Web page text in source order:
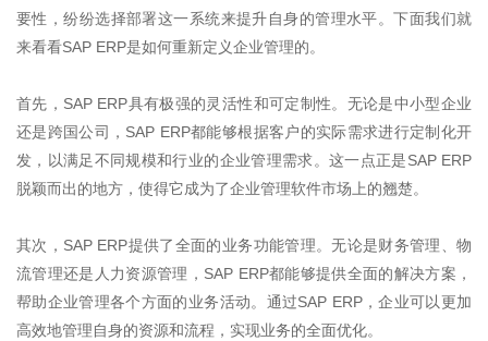
要性，纷纷选择部署这一系统来提升自身的管理水平。下面我们就
来看看SAP ERP是如何重新定义企业管理的。
首先， SAP ERP具有极强的灵活性和可定制性。无论是中小型企业
还是跨国公司， SAP ERP都能够根据客户的实际需求进行定制化开
发，以满足不同规模和行业的企业管理需求。这一点正是SAP ERP
脱颖而出的地方，使得它成为了企业管理软件市场上的翘楚。
其次， SAP ERP提供了全面的业务功能管理。无论是财务管理、物
流管理还是人力资源管理， SAP ERP都能够提供全面的解决方案，
帮助企业管理各个方面的业务活动。通过SAP ERP，企业可以更加
高效地管理自身的资源和流程，实现业务的全面优化。